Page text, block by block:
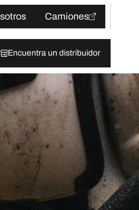
Camiones
Encuentra un distribuidor